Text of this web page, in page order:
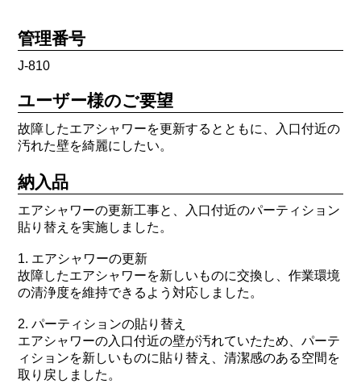
管理番号
J-810
ユーザー様のご要望
故障したエアシャワーを更新するとともに、入口付近の
汚れた壁を綺麗にしたい。
納入品
エアシャワーの更新工事と、入口付近のパーティション
貼り替えを実施しました。
1. エアシャワーの更新
故障したエアシャワーを新しいものに交換し、作業環境
の清浄度を維持できるよう対応しました。
2. パーティションの貼り替え
エアシャワーの入口付近の壁が汚れていたため、パーテ
ィションを新しいものに貼り替え、清潔感のある空間を
取り戻しました。